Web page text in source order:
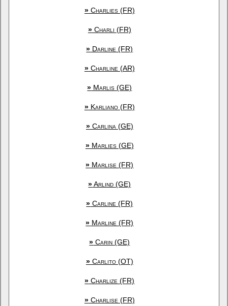
»Charlies (FR)
»Charli (FR)
» Darline (FR)
»Charline (AR)
» Marlis (GE)
»Karliano (FR)
»Carlina (GE)
»Marlies (GE)
» Marlise (FR)
»Arlind (GE)
» Carline (FR)
» Marline (FR)
» Carin (GE)
»Carlito (OT)
» Charlize (FR)
»Charlise (FR)